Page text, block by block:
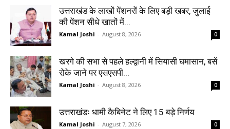
उत्तराखंड के लाखों पेंशनरों के लिए बड़ी खबर, जुलाई
की पेंशन सीधे खातों में...
Kamal Joshi - August 8, 2026 0
खरगे की सभा से पहले हल्द्वानी में सियासी घमासान, बसें
रोके जाने पर एसएसपी...
Kamal Joshi - August 8, 2026 0
उत्तराखंडः धामी कैबिनेट ने लिए 15 बड़े निर्णय
Kamal Joshi - August 7, 2026 0